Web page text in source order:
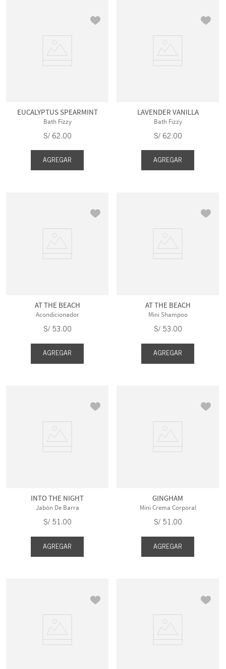
EUCALYPTUS SPEARMINT
Bath Fizzy
S/ 62.00
AGREGAR
LAVENDER VANILLA
Bath Fizzy
S/ 62.00
AGREGAR
AT THE BEACH
Acondicionador
S/ 53.00
AGREGAR
AT THE BEACH
Mini Shampoo
S/ 53.00
AGREGAR
INTO THE NIGHT
Jabón De Barra
S/ 51 .00
AGREGAR
GINGHAM
Mini Crema Corporal
S/ 51 .00
AGREGAR